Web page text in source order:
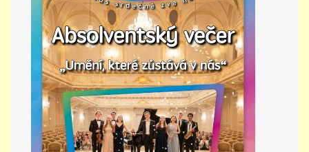
MISS VÝTVARNÝ MODEL
ZAMĚSTNÁNÍ
DOTACE
GDPR